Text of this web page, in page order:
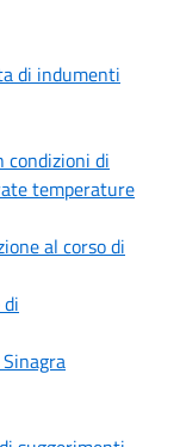
di indumenti
di
temperature
al corso di